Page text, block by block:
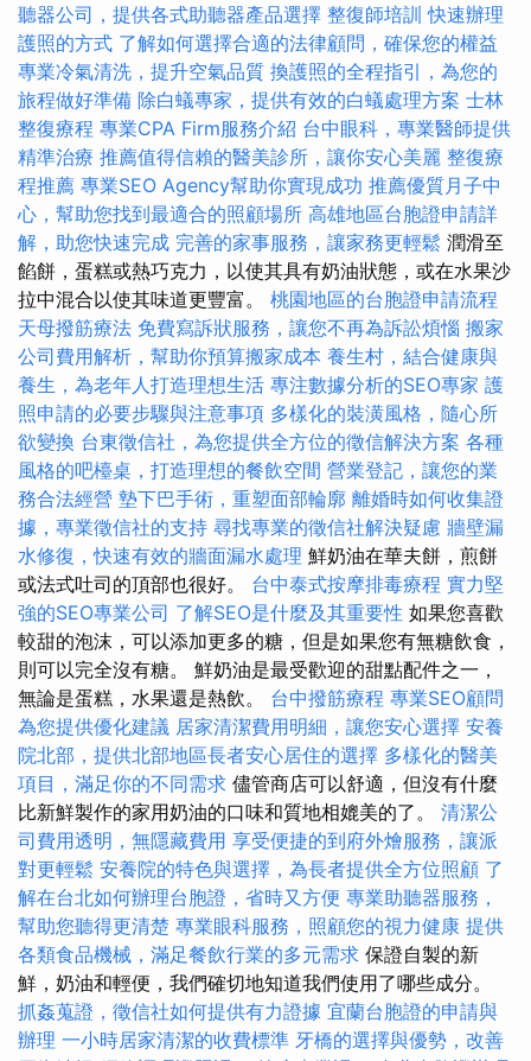
聽器公司，提供各式助聽器產品選擇 整復師培訓快速辦理
護照的方式 了解如何選擇合適的法律顧問，確保您的權益
專業冷氣清洗，提升空氣品質 換護照的全程指引，為您的
旅程做好準備 除白蟻專家，提供有效的白蟻處理方案 士林
整復療程 專業CPA Firm服務介紹 台中眼科，專業醫師提供
精準治療 推薦值得信賴的醫美診所，讓你安心美麗 整復療
程推薦 專業SEO Agency幫助你實現成功 推薦優質月子中
心，幫助您找到最適合的照顧場所 高雄地區台胞證申請詳
解，助您快速完成 完善的家事服務，讓家務更輕鬆 潤滑至
餡餅，蛋糕或熱巧克力，以使其具有奶油狀態，或在水果沙
拉中混合以使其味道更豐富。 桃園地區的台胞證申請流程
天母撥筋療法 免費寫訴狀服務，讓您不再為訴訟煩惱 搬家
公司費用解析，幫助你預算搬家成本 養生村，結合健康與
養生，為老年人打造理想生活 專注數據分析的SEO專家 護
照申請的必要步驟與注意事項 多樣化的裝潢風格，隨心所
欲變換 台東徵信社，為您提供全方位的徵信解決方案 各種
風格的吧檯桌，打造理想的餐飲空間 營業登記，讓您的業
務合法經營 墊下巴手術，重塑面部輪廓 離婚時如何收集證
據，專業徵信社的支持 尋找專業的徵信社解決疑慮 牆壁漏
水修復，快速有效的牆面漏水處理 鮮奶油在華夫餅，煎餅
或法式吐司的頂部也很好。 台中泰式按摩排毒療程 實力堅
強的SEO專業公司 了解SEO是什麼及其重要性 如果您喜歡
較甜的泡沫，可以添加更多的糖，但是如果您有無糖飲食，
則可以完全沒有糖。 鮮奶油是最受歡迎的甜點配件之一，
無論是蛋糕，水果還是熱飲。 台中撥筋療程 專業SEO顧問
為您提供優化建議 居家清潔費用明細，讓您安心選擇 安養
院北部，提供北部地區長者安心居住的選擇 多樣化的醫美
項目，滿足你的不同需求 儘管商店可以舒適，但沒有什麼
比新鮮製作的家用奶油的口味和質地相媲美的了。 清潔公
司費用透明，無隱藏費用 享受便捷的到府外燴服務，讓派
對更輕鬆 安養院的特色與選擇，為長者提供全方位照顧 了
解在台北如何辦理台胞證，省時又方便 專業助聽器服務，
幫助您聽得更清楚 專業眼科服務，照顧您的視力健康 提供
各類食品機械，滿足餐飲行業的多元需求 保證自製的新
鮮，奶油和輕便，我們確切地知道我們使用了哪些成分。
抓姦蒐證，徵信社如何提供有力證據 宜蘭台胞證的申請與
辦理 一小時居家清潔的收費標準 牙橋的選擇與優勢，改善